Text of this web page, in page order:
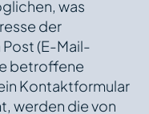
was
der
(E-Mail-
betroffene
Kontaktformular
werden die von